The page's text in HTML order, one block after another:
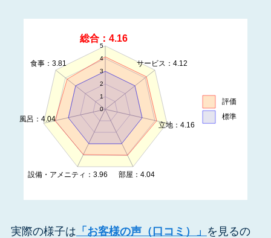
0
1
2
3
4
5
総合：4.16
サービス：4.12
立地：4.16
部屋：4.04
設備・アメニティ：3.96
風呂：4.04
食事：3.81
評価
標準
実際の様子は 「お客様の声（口コミ）」 を見るの